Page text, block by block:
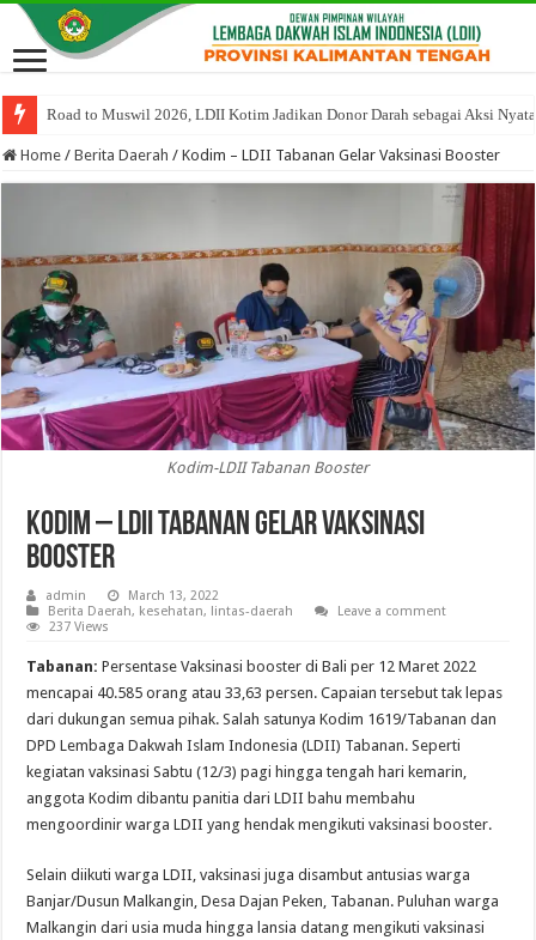
Road to Muswil 2026, LDII Kotim Jadikan Donor Darah sebagai Aksi
Home / Berita Daerah / Kodim – LDII Tabanan Gelar Vaksinasi Booster
Kodim-LDII Tabanan Booster
Kodim – LDII Tabanan Gelar Vaksinasi
Booster
admin
March 13, 2022
Berita Daerah, kesehatan, lintas-daerah
Leave a comment
237 Views
Tabanan: Persentase Vaksinasi booster di Bali per 12 Maret 2022
mencapai 40.585 orang atau 33,63 persen. Capaian tersebut tak lepas
dari dukungan semua pihak. Salah satunya Kodim 1619/Tabanan dan
DPD Lembaga Dakwah Islam Indonesia (LDII) Tabanan. Seperti
kegiatan vaksinasi Sabtu (12/3) pagi hingga tengah hari kemarin,
anggota Kodim dibantu panitia dari LDII bahu membahu
mengoordinir warga LDII yang hendak mengikuti vaksinasi booster.
Selain diikuti warga LDII, vaksinasi juga disambut antusias warga
Banjar/Dusun Malkangin, Desa Dajan Peken, Tabanan. Puluhan warga
Malkangin dari usia muda hingga lansia datang mengikuti vaksinasi